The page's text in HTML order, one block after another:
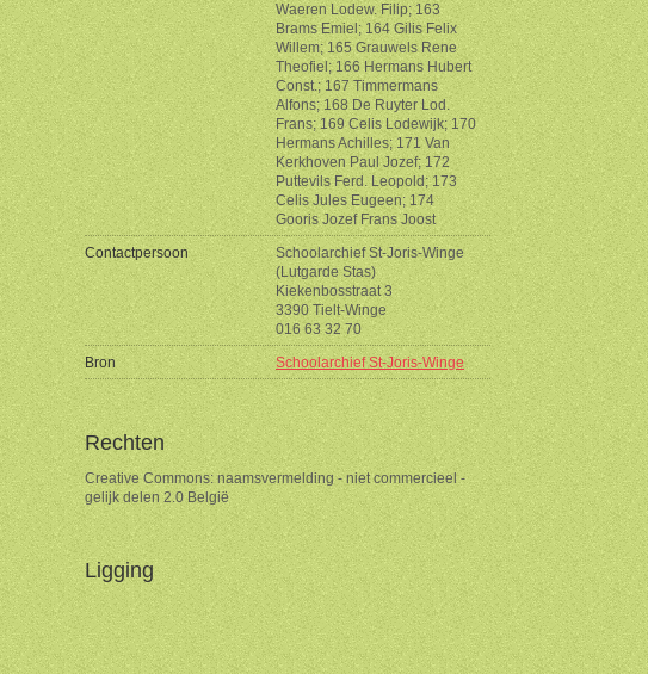
Waeren Lodew. Filip; 163
Brams Emiel; 164 Gilis Felix
Willem; 165 Grauwels Rene
Theofiel; 166 Hermans Hubert
Const.; 167 Timmermans
Alfons; 168 De Ruyter Lod.
Frans; 169 Celis Lodewijk; 170
Hermans Achilles; 171 Van
Kerkhoven Paul Jozef; 172
Puttevils Ferd. Leopold; 173
Celis Jules Eugeen; 174
Gooris Jozef Frans Joost
Contactpersoon
Schoolarchief St-Joris-Winge
(Lutgarde Stas)
Kiekenbosstraat 3
3390 Tielt-Winge
016 63 32 70
Bron
Schoolarchief St-Joris-Winge
Rechten
Creative Commons: naamsvermelding - niet commercieel -
gelijk delen 2.0 België
Ligging